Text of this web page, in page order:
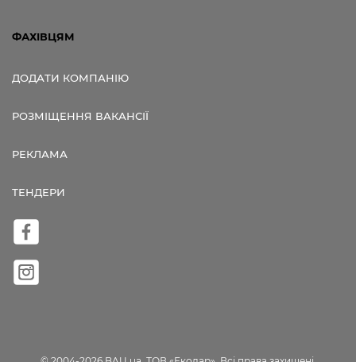
ФАХІВЦЯМ
ДОДАТИ КОМПАНІЮ
РОЗМІЩЕННЯ ВАКАНСІЇ
РЕКЛАМА
ТЕНДЕРИ